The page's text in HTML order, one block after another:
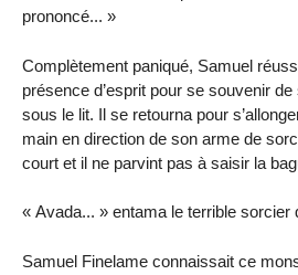
prononcé... »
Complètement paniqué, Samuel
présence d’esprit pour se souvenir
sous le lit. Il se retourna pour
main en direction de son arme de
court et il ne parvint pas à saisir la
« Avada... » entama le terrible sorcier
Samuel Finelame connaissait ce